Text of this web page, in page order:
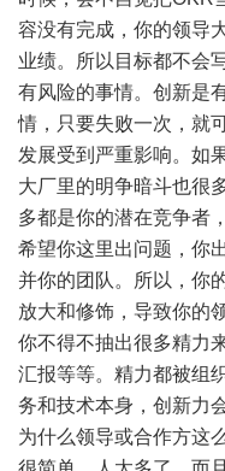
容没有完成，你的领导
业绩。所以目标都不会
有风险的事情。创新是
情，只要失败一次，就
发展受到严重影响。如
大厂里的明争暗斗也很
多都是你的潜在竞争者
希望你这里出问题，你
并你的团队。所以，你
放大和修饰，导致你的
你不得不抽出很多精力
汇报等等。精力都被组
务和技术本身，创新力
为什么领导或合作方这